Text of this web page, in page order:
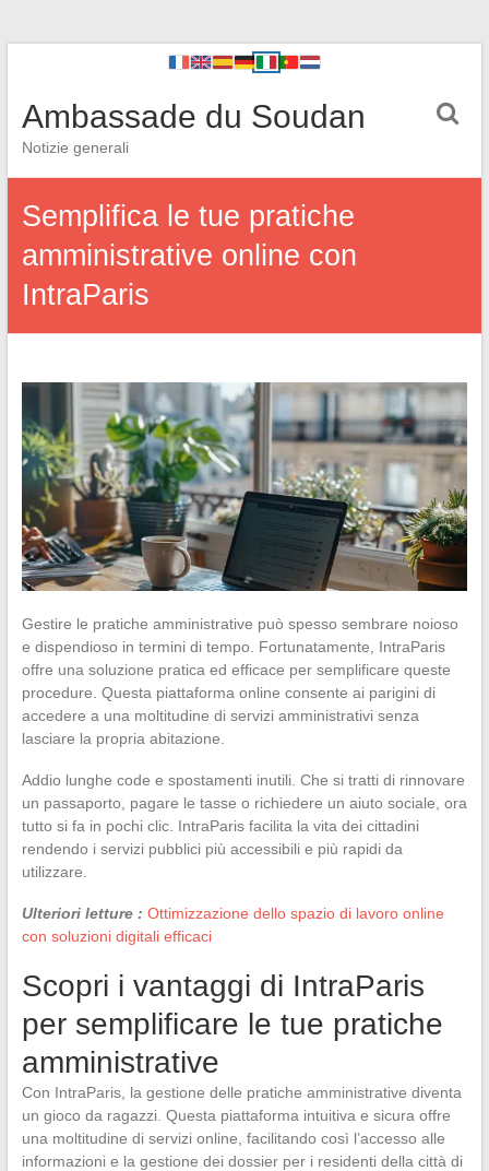
Ambassade du Soudan
Notizie generali
Semplifica le tue pratiche
amministrative online con
IntraParis
Gestire le pratiche amministrative può spesso sembrare noioso
e dispendioso in termini di tempo. Fortunatamente, IntraParis
offre una soluzione pratica ed efficace per semplificare queste
procedure. Questa piattaforma online consente ai parigini di
accedere a una moltitudine di servizi amministrativi senza
lasciare la propria abitazione.
Addio lunghe code e spostamenti inutili. Che si tratti di rinnovare
un passaporto, pagare le tasse o richiedere un aiuto sociale, ora
tutto si fa in pochi clic. IntraParis facilita la vita dei cittadini
rendendo i servizi pubblici più accessibili e più rapidi da
utilizzare.
Ulteriori letture : Ottimizzazione dello spazio di lavoro online
con soluzioni digitali efficaci
Scopri i vantaggi di IntraParis
per semplificare le tue pratiche
amministrative
Con IntraParis, la gestione delle pratiche amministrative diventa
un gioco da ragazzi. Questa piattaforma intuitiva e sicura offre
una moltitudine di servizi online, facilitando così l’accesso alle
informazioni e la gestione dei dossier per i residenti della città di